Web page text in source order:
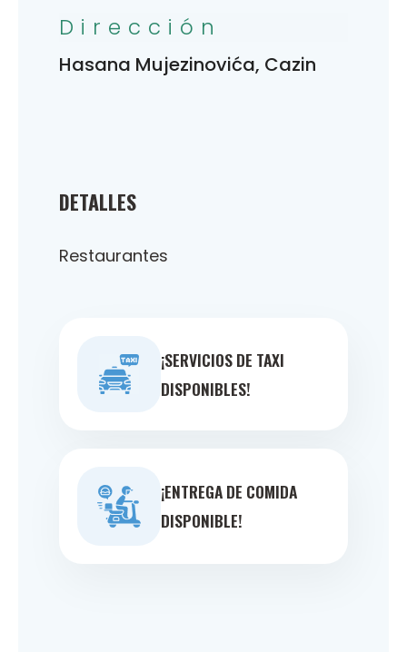
DETALLES
Restaurantes
¡SERVICIOS DE TAXI
DISPONIBLES!
¡ENTREGA DE COMIDA
DISPONIBLE!
Dirección
Hasana Mujezinovića, Cazin